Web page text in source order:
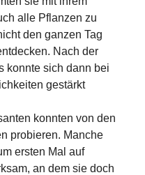
alle Pflanzen zu
den ganzen Tag
Nach der
konnte sich dann bei
gestärkt
konnten von den
probieren. Manche
ersten Mal auf
an dem sie doch